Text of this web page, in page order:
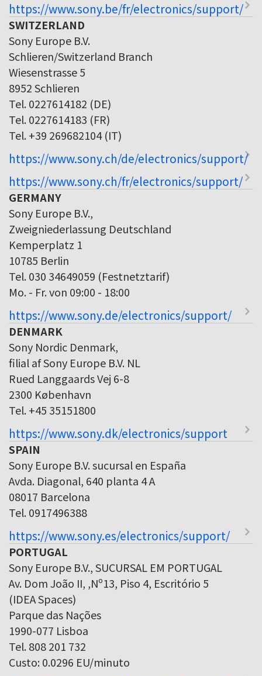
https://www.sony.be/fr/electronics/support/
SWITZERLAND
Sony Europe B.V.
Schlieren/Switzerland Branch
Wiesenstrasse 5
8952 Schlieren
Tel. 0227614182 (DE)
Tel. 0227614183 (FR)
Tel. +39 269682104 (IT)
https://www.sony.ch/de/electronics/support/
https://www.sony.ch/fr/electronics/support/
GERMANY
Sony Europe B.V.,
Zweigniederlassung Deutschland
Kemperplatz 1
10785 Berlin
Tel. 030 34649059 (Festnetztarif)
Mo. - Fr. von 09:00 - 18:00
https://www.sony.de/electronics/support/
DENMARK
Sony Nordic Denmark,
filial af Sony Europe B.V. NL
Rued Langgaards Vej 6-8
2300 København
Tel. +45 35151800
https://www.sony.dk/electronics/support
SPAIN
Sony Europe B.V. sucursal en España
Avda. Diagonal, 640 planta 4 A
08017 Barcelona
Tel. 0917496388
https://www.sony.es/electronics/support/
PORTUGAL
Sony Europe B.V., SUCURSAL EM PORTUGAL
Av. Dom João II, ,Nº13, Piso 4, Escritório 5
(IDEA Spaces)
Parque das Nações
1990-077 Lisboa
Tel. 808 201 732
Custo: 0.0296 EU/minuto